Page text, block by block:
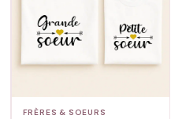
FRÈRES & SOEURS